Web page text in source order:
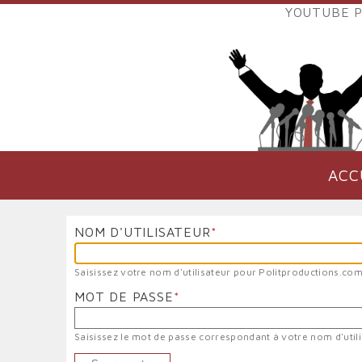
Aller
VERS
YOUTUBE
PRINCIPALE
NOM D'UTILISATEUR
Saisissez votre nom d'utilisateur pour
MOT DE PASSE
Saisissez le mot de passe correspondant à votre nom